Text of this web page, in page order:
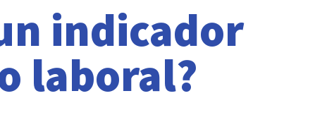
indicador
laboral?